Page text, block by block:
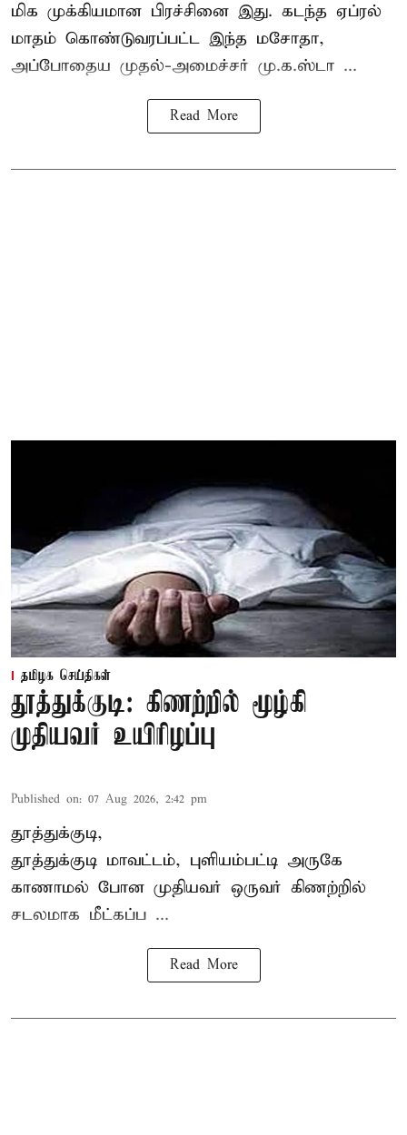
மிக முக்கியமான பிரச்சினை இது. கடந்த ஏப்ரல்
மாதம் கொண்டுவரப்பட்ட இந்த மசோதா,
அப்போதைய முதல்-அமைச்சர் மு.க.ஸ்டா ...
Read More
தமிழக செய்திகள்
தூத்துக்குடி: கிணற்றில் மூழ்கி
முதியவர் உயிரிழப்பு
Published on: 07 Aug 2026, 2:42 pm
தூத்துக்குடி,
தூத்துக்குடி மாவட்டம், புளியம்பட்டி அருகே
காணாமல் போன முதியவர் ஒருவர் கிணற்றில்
சடலமாக மீட்கப்ப ...
Read More